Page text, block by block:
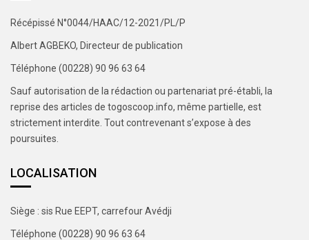
Récépissé N°0044/HAAC/12-2021/PL/P
Albert AGBEKO, Directeur de publication
Téléphone (00228) 90 96 63 64
Sauf autorisation de la rédaction ou partenariat pré-établi, la
reprise des articles de togoscoop.info, même partielle, est
strictement interdite. Tout contrevenant s’expose à des
poursuites.
LOCALISATION
Siège : sis Rue EEPT, carrefour Avédji
Téléphone (00228) 90 96 63 64